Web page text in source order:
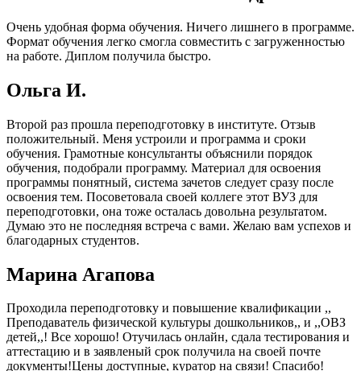
Очень удобная форма обучения. Ничего лишнего в программе.
Формат обучения легко смогла совместить с загруженностью
на работе. Диплом получила быстро.
Ольга И.
Второй раз прошла переподготовку в институте. Отзыв
положительный. Меня устроили и программа и сроки
обучения. Грамотные консультанты объяснили порядок
обучения, подобрали программу. Материал для освоения
программы понятный, система зачетов следует сразу после
освоения тем. Посоветовала своей коллеге этот ВУЗ для
переподготовки, она тоже осталась довольна результатом.
Думаю это не последняя встреча с вами. Желаю вам успехов и
благодарных студентов.
Марина Агапова
Проходила переподготовку и повышение квалификации ,,
Преподаватель физической культуры дошкольников,, и ,,ОВЗ
детей,,! Все хорошо! Отучилась онлайн, сдала тестирования и
аттестацию и в заявленый срок получила на своей почте
документы!Цены доступные, куратор на связи! Спасибо!